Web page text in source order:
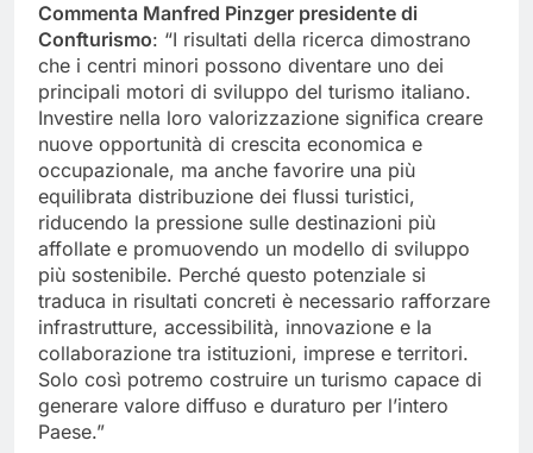
Commenta Manfred Pinzger presidente di
Confturismo: “I risultati della ricerca dimostrano
che i centri minori possono diventare uno dei
principali motori di sviluppo del turismo italiano.
Investire nella loro valorizzazione significa creare
nuove opportunità di crescita economica e
occupazionale, ma anche favorire una più
equilibrata distribuzione dei flussi turistici,
riducendo la pressione sulle destinazioni più
affollate e promuovendo un modello di sviluppo
più sostenibile. Perché questo potenziale si
traduca in risultati concreti è necessario rafforzare
infrastrutture, accessibilità, innovazione e la
collaborazione tra istituzioni, imprese e territori.
Solo così potremo costruire un turismo capace di
generare valore diffuso e duraturo per l’intero
Paese.”